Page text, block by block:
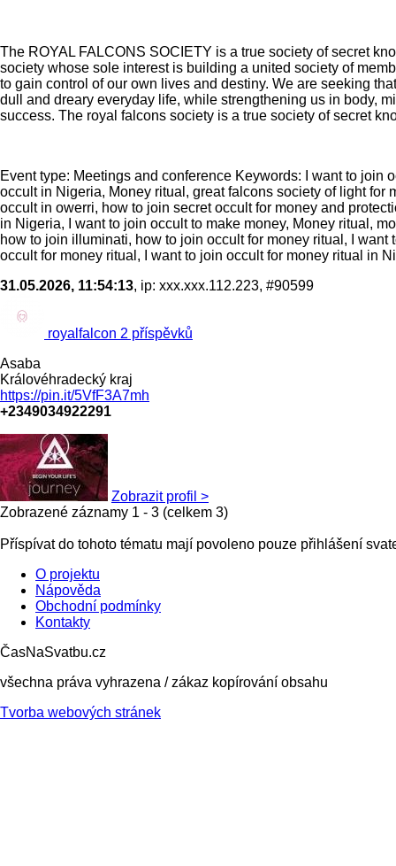
The ROYAL FALCONS SOCIETY is a true society of secret
society whose sole interest is building a united society of
to gain control of our own lives and destiny. We are seeking
dull and dreary everyday life, while strengthening us in body,
success. The royal falcons society is a true society of secret
Event type: Meetings and conference Keywords: I want to join
occult in Nigeria, Money ritual, great falcons society of light
occult in owerri, how to join secret occult for money and
in Nigeria, I want to join occult to make money, Money ritual,
how to join illuminati, how to join occult for money ritual, I
occult for money ritual, I want to join occult for money ritual in
31.05.2026, 11:54:13, ip: xxx.xxx.112.223, #90599
royalfalcon 2 příspěvků
Asaba
Královéhradecký kraj
https://pin.it/5VfF3A7mh
+2349034922291
Zobrazit profil >
Zobrazené záznamy 1 - 3 (celkem 3)
Příspívat do tohoto tématu mají povoleno pouze přihlášení
O projektu
Nápověda
Obchodní podmínky
Kontakty
ČasNaSvatbu.cz
všechna práva vyhrazena / zákaz kopírování obsahu
Tvorba webových stránek